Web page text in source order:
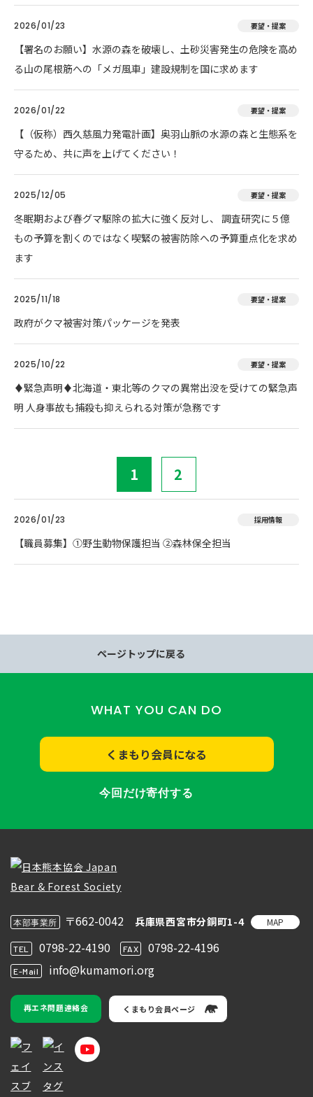
2026/01/23 要望・提案
【署名のお願い】水源の森を破壊し、土砂災害発生の危険を高め
る山の尾根筋への「メガ風車」建設規制を国に求めます
2026/01/22 要望・提案
【（仮称）西久慈風力発電計画】奥羽山脈の水源の森と生態系を
守るため、共に声を上げてください！
2025/12/05 要望・提案
冬眠期および春グマ駆除の拡大に強く反対し、 調査研究に５億
もの予算を割くのではなく喫緊の被害防除への予算重点化を求め
ます
2025/11/18 要望・提案
政府がクマ被害対策パッケージを発表
2025/10/22 要望・提案
♦️緊急声明♦️北海道・東北等のクマの異常出没を受けての緊急声
明 人身事故も捕殺も抑えられる対策が急務です
1 2
2026/01/23 採用情報
【職員募集】①野生動物保護担当 ②森林保全担当
ページトップに戻る
WHAT YOU CAN DO
くまもり会員になる
今回だけ寄付する
本部事業所 〒662-0042 兵庫県西宮市分銅町1-4 MAP
TEL 0798-22-4190 FAX 0798-22-4196
E-Mail info@kumamori.org
再エネ問題連絡会 くまもり会員ページ